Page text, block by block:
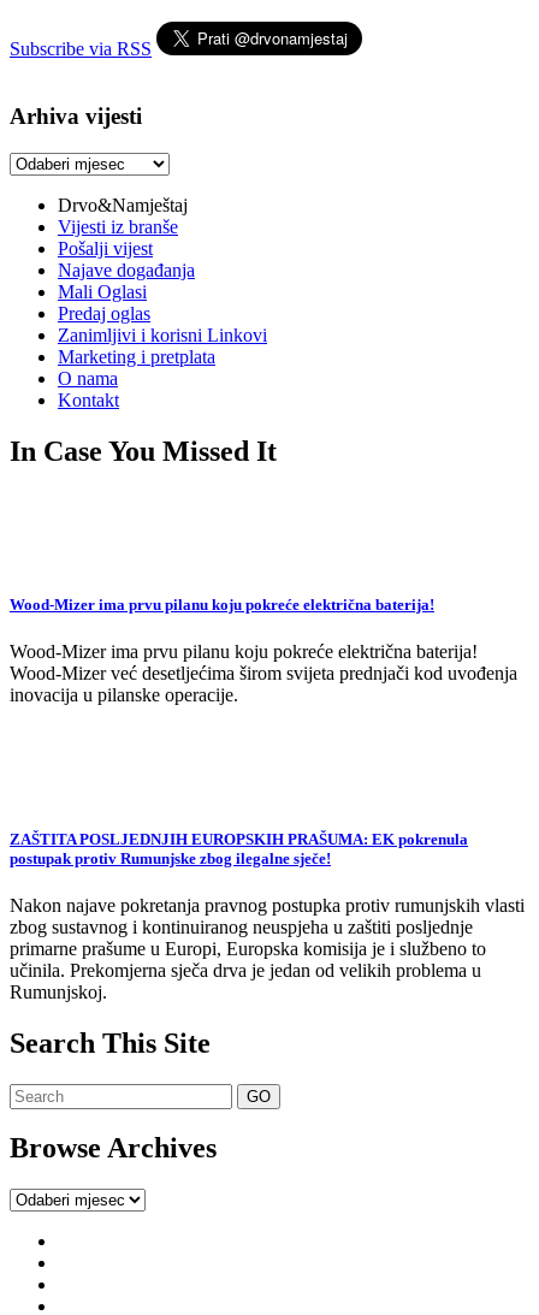
Subscribe via RSS
Arhiva vijesti
Arhiva
Drvo&Namještaj
Vijesti iz branše
Pošalji vijest
Najave događanja
Mali Oglasi
Predaj oglas
Zanimljivi i korisni Linkovi
Marketing i pretplata
O nama
Kontakt
In Case You Missed It
Wood-Mizer ima prvu pilanu koju pokreće električna baterija!
Wood-Mizer ima prvu pilanu koju pokreće električna baterija!
Wood-Mizer već desetljećima širom svijeta prednjači kod uvođenja
inovacija u pilanske operacije.
ZAŠTITA POSLJEDNJIH EUROPSKIH PRAŠUMA: EK pokrenula
postupak protiv Rumunjske zbog ilegalne sječe!
Nakon najave pokretanja pravnog postupka protiv rumunjskih vlasti
zbog sustavnog i kontinuiranog neuspjeha u zaštiti posljednje
primarne prašume u Europi, Europska komisija je i službeno to
učinila. Prekomjerna sječa drva je jedan od velikih problema u
Rumunjskoj.
Search This Site
Browse Archives
Browse